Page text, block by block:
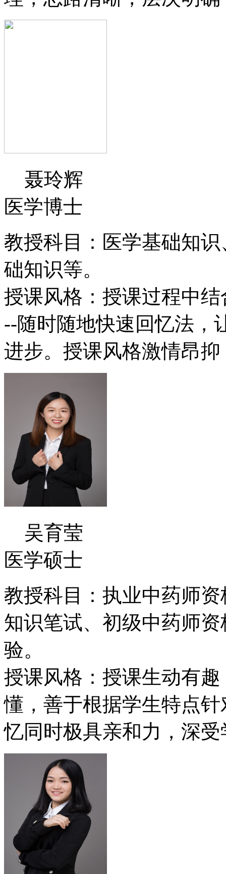
聂玲辉
医学博士
教授科目：医学基础知
础知识等。
授课风格：授课过程中
--随时随地快速回忆法，
进步。授课风格激情昂
吴育莹
医学硕士
教授科目：执业中药师
知识笔试、初级中药师
验。
授课风格：授课生动有
懂，善于根据学生特点
忆同时极具亲和力，深